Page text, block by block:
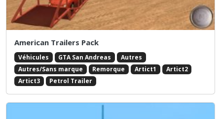
American Trailers Pack
Véhicules GTA San Andreas
Autres
Autres/Sans marque
Remorque Artict1
Artict2
Artict3
Petrol Trailer